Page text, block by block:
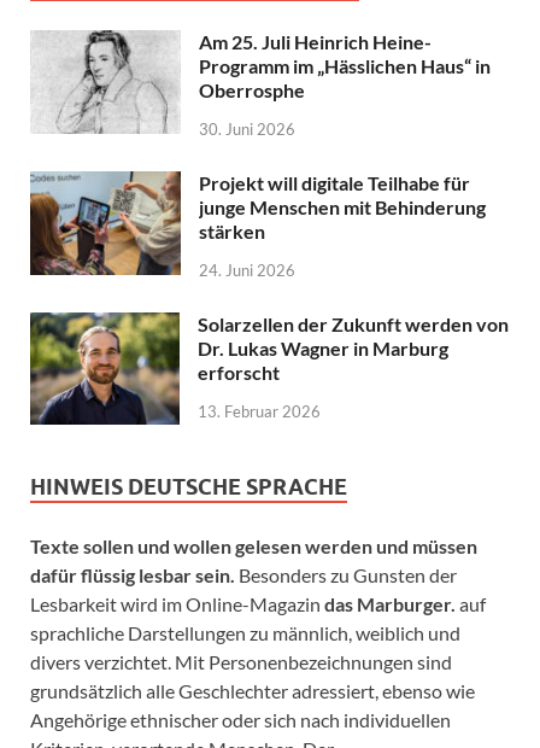
Am 25. Juli Heinrich Heine-
Programm im „Hässlichen Haus“ in
Oberrosphe
30. Juni 2026
Projekt will digitale Teilhabe für
junge Menschen mit Behinderung
stärken
24. Juni 2026
Solarzellen der Zukunft werden von
Dr. Lukas Wagner in Marburg
erforscht
13. Februar 2026
HINWEIS DEUTSCHE SPRACHE
Texte sollen und wollen gelesen werden und müssen
dafür flüssig lesbar sein. Besonders zu Gunsten der
Lesbarkeit wird im Online-Magazin das Marburger. auf
sprachliche Darstellungen zu männlich, weiblich und
divers verzichtet. Mit Personenbezeichnungen sind
grundsätzlich alle Geschlechter adressiert, ebenso wie
Angehörige ethnischer oder sich nach individuellen